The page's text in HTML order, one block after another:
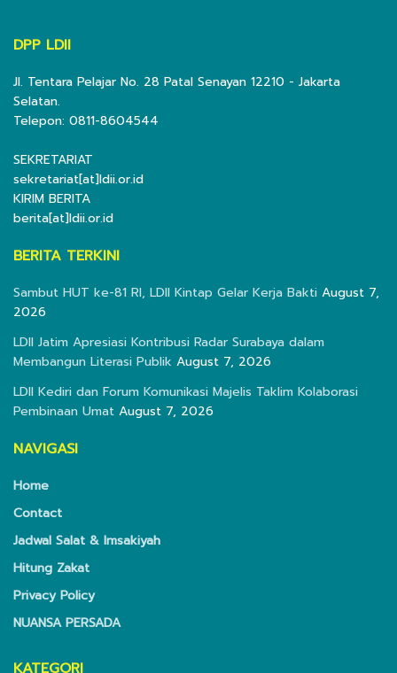
DPP LDII
Jl. Tentara Pelajar No. 28 Patal Senayan 12210 - Jakarta
Selatan.
Telepon: 0811-8604544
SEKRETARIAT
sekretariat[at]ldii.or.id
KIRIM BERITA
berita[at]ldii.or.id
BERITA TERKINI
Sambut HUT ke-81 RI, LDII Kintap Gelar Kerja Bakti August 7,
2026
LDII Jatim Apresiasi Kontribusi Radar Surabaya dalam
Membangun Literasi Publik August 7, 2026
LDII Kediri dan Forum Komunikasi Majelis Taklim Kolaborasi
Pembinaan Umat August 7, 2026
NAVIGASI
Home
Contact
Jadwal Salat & Imsakiyah
Hitung Zakat
Privacy Policy
NUANSA PERSADA
KATEGORI